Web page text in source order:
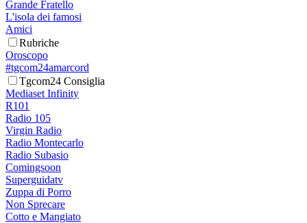
Grande Fratello
L'isola dei famosi
Amici
Rubriche
Oroscopo
#tgcom24amarcord
Tgcom24 Consiglia
Mediaset Infinity
R101
Radio 105
Virgin Radio
Radio Montecarlo
Radio Subasio
Comingsoon
Superguidatv
Zuppa di Porro
Non Sprecare
Cotto e Mangiato